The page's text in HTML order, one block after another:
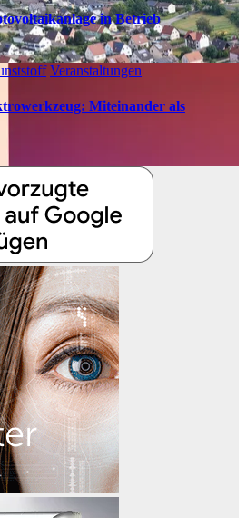
in Betrieb
Veranstaltungen
Miteinander als